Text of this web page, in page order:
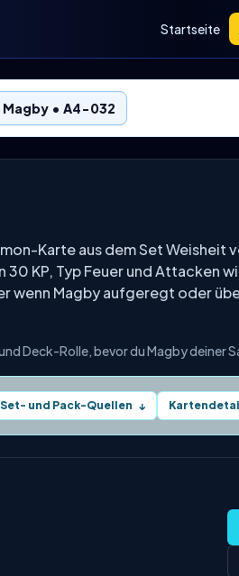
Startseite
Magby • A4-032
Karte aus dem Set Weisheit
KP, Typ Feuer und Attacken
wenn Magby aufgeregt oder
Deck-Rolle, bevor du Magby deiner
Set- und Pack-Quellen ↓